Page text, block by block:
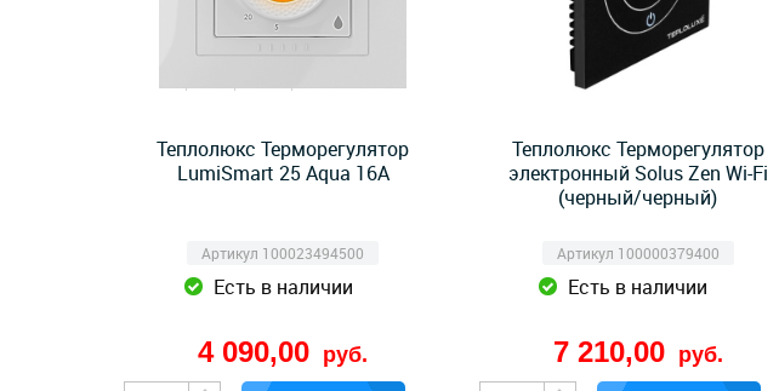
Теплолюкс Терморегулятор
LumiSmart 25 Aqua 16А
Артикул 100023494500
Есть в наличии
4 090,00 руб.
Теплолюкс Терморегулятор
электронный Solus Zen Wi-Fi
(черный/черный)
Артикул 100000379400
Есть в наличии
7 210,00 руб.